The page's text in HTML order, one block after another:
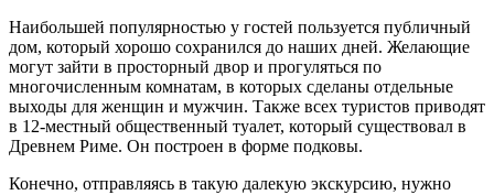
Наибольшей популярностью у гостей пользуется публичный
дом, который хорошо сохранился до наших дней. Желающие
могут зайти в просторный двор и прогуляться по
многочисленным комнатам, в которых сделаны отдельные
выходы для женщин и мужчин. Также всех туристов приводят
в 12-местный общественный туалет, который существовал в
Древнем Риме. Он построен в форме подковы.
Конечно, отправляясь в такую далекую экскурсию, нужно